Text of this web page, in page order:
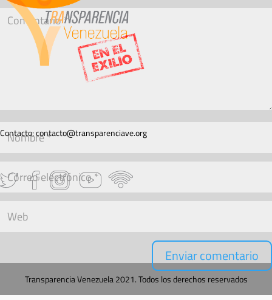
Contacto:contacto@transparenciave.org
Transparencia Venezuela 2021. Todos los derechos reservados